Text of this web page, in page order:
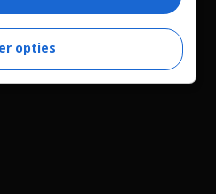
Netflix
Films op tv
Bioscoop
opties